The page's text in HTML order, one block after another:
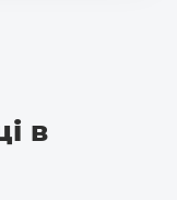
в